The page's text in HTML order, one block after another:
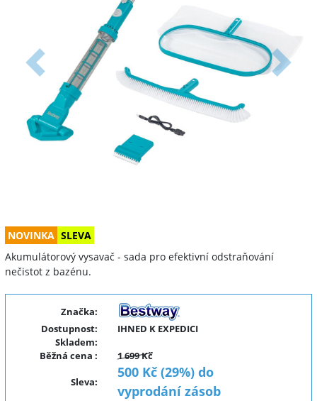
Předchozí Další
NOVINKA SLEVA
Akumulátorový vysavač - sada pro efektivní odstraňování
nečistot z bazénu.
Značka:
Dostupnost:
IHNED K EXPEDICI
Skladem:
Běžná cena : 1 699 Kč
Sleva:
500 Kč (29%) do
vyprodání zásob